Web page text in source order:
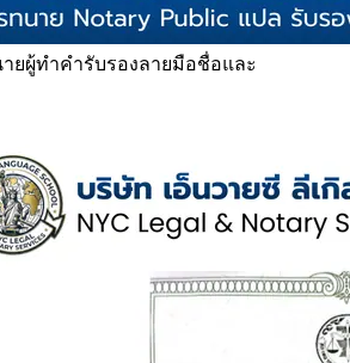
ยผู้ทำคำรับรองลายมือชื่อและ